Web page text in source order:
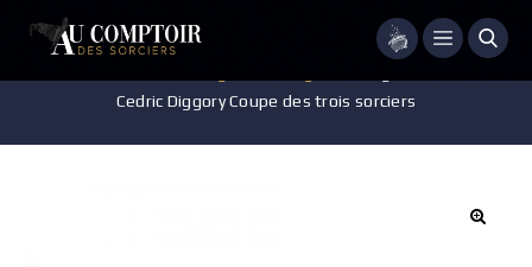
Menu
Cedric Diggory Coupe des trois sorciers